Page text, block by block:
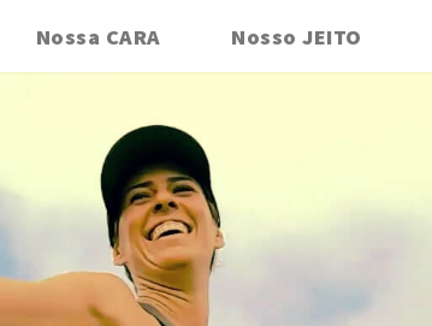
Nossa CARA Nosso JEITO